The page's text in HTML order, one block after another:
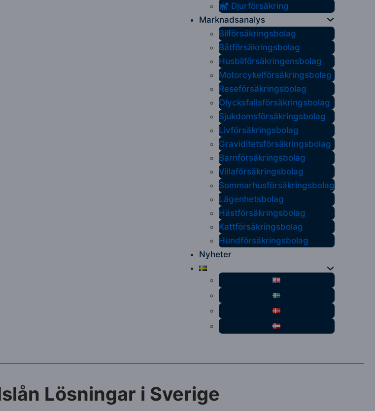
Djurförsäkring
Marknadsanalys
Bilförsäkringsbolag
Båtförsäkringsbolag
Husbilförsäkringensbolag
Motorcykelförsäkringsbolag
Reseförsäkringsbolag
Olycksfallsförsäkringsbolag
Sjukdomsförsäkringsbolag
Livförsäkringsbolag
Graviditetsförsäkringsbolag
Barnförsäkringsbolag
Villaförsäkringsbolag
Sommarhusförsäkringsbolag
Lägenhetsbolag
Hästförsäkringsbolag
Kattförsäkringsbolag
Hundförsäkringsbolag
Nyheter
Lösningar i Sverige